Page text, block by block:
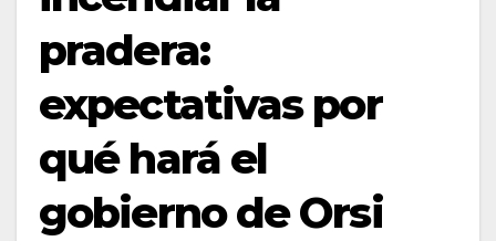
pradera:
expectativas por
qué hará el
gobierno de Orsi